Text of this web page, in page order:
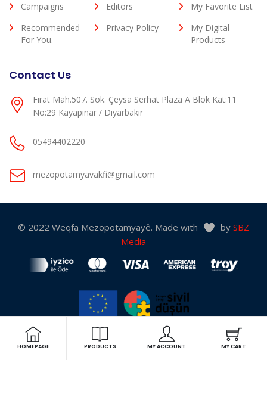
Campaigns
Recommended
For You.
Editors
Privacy Policy
My Favorite List
My Digital
Products
Contact Us
Fırat Mah.507. Sok. Çeysa Serhat Plaza A Blok Kat:11
No:29 Kayapınar / Diyarbakır
05494402220
mezopotamyavakfi@gmail.com
© 2022 Weqfa Mezopotamyayê. Made with by SBZ
Media
“Bu web sitesi Avrupa Birliği Sivil Düşün Programı kapsamında Avrupa
Birliği desteği ile hazırlanmıştır. İçeriğin sorumluluğu tamamıyla
Mezopotamya Vakfı'na aittir ve AB'nin görüşlerini yansıtmamaktadır.”
HOMEPAGE PRODUCTS MY ACCOUNT MY CART